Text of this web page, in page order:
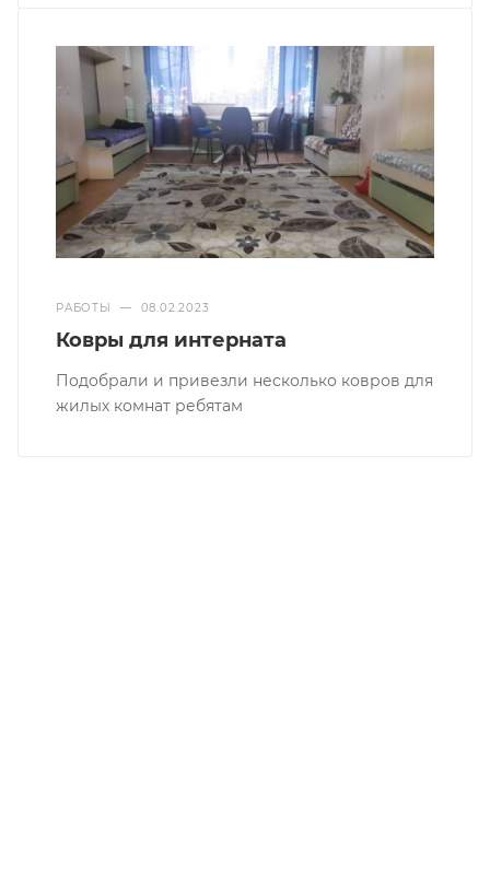
РАБОТЫ — 08.02.2023
Ковры для интерната
Подобрали и привезли несколько ковров для
жилых комнат ребятам